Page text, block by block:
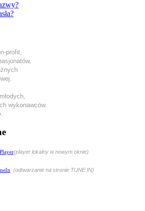
profit,
wykonawców.
(player lokalny w nowym oknie)
(odtwarzanie na stronie TUNE IN)